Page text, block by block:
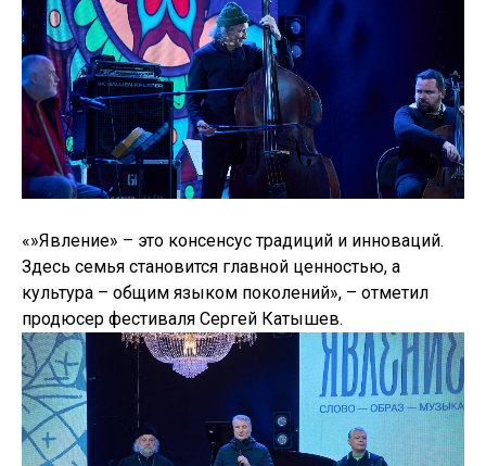
«»Явление» – это консенсус традиций и инноваций.
Здесь семья становится главной ценностью, а
культура – общим языком поколений», – отметил
продюсер фестиваля Сергей Катышев.